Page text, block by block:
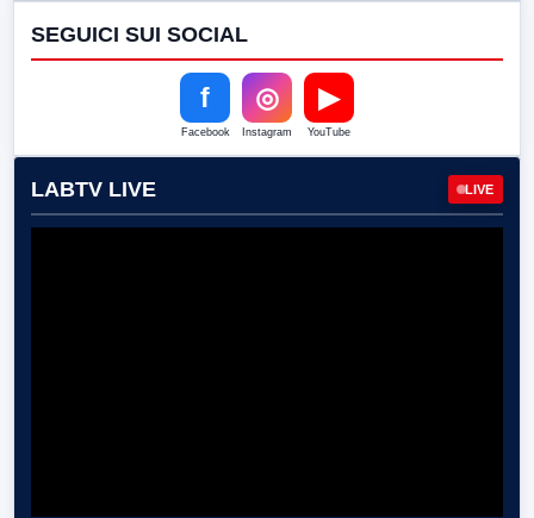
SEGUICI SUI SOCIAL
f
Facebook
◎
Instagram
▶
YouTube
LABTV LIVE LIVE